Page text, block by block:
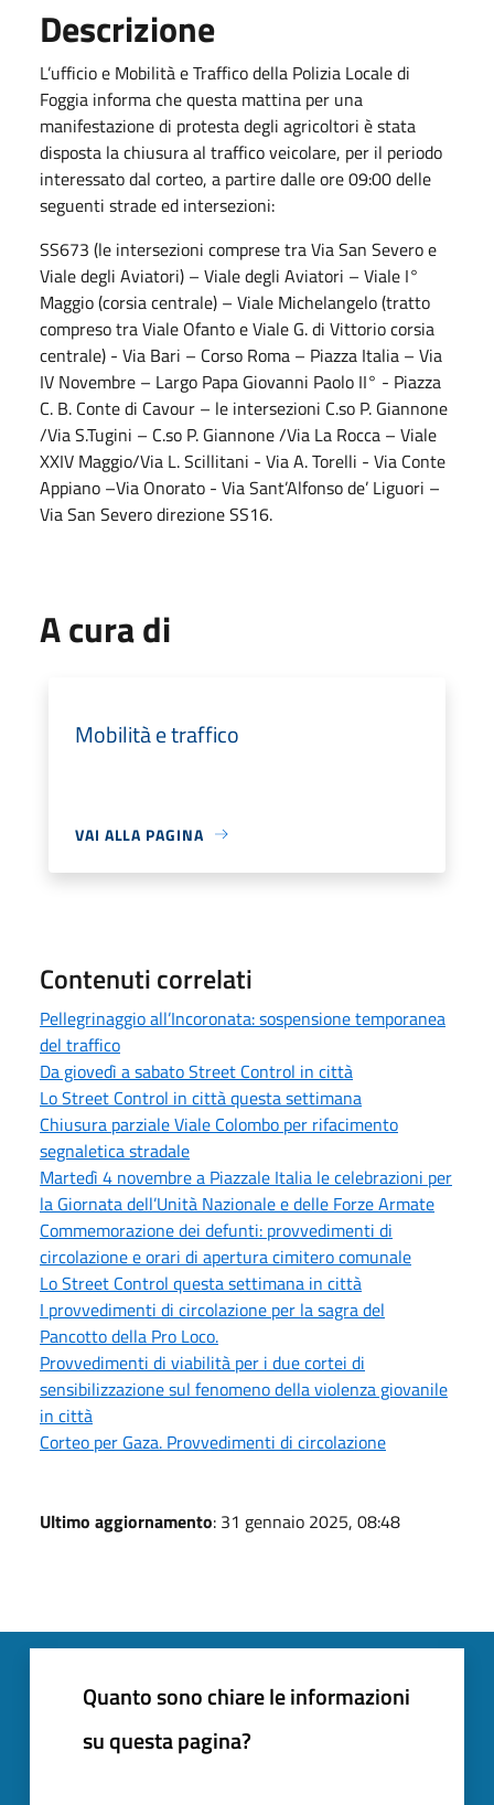
Descrizione
L’ufficio e Mobilità e Traffico della Polizia Locale di
Foggia informa che questa mattina per una
manifestazione di protesta degli agricoltori è stata
disposta la chiusura al traffico veicolare, per il periodo
interessato dal corteo, a partire dalle ore 09:00 delle
seguenti strade ed intersezioni:
SS673 (le intersezioni comprese tra Via San Severo e
Viale degli Aviatori) – Viale degli Aviatori – Viale I°
Maggio (corsia centrale) – Viale Michelangelo (tratto
compreso tra Viale Ofanto e Viale G. di Vittorio corsia
centrale) - Via Bari – Corso Roma – Piazza Italia – Via
IV Novembre – Largo Papa Giovanni Paolo II° - Piazza
C. B. Conte di Cavour – le intersezioni C.so P. Giannone
/Via S.Tugini – C.so P. Giannone /Via La Rocca – Viale
XXIV Maggio/Via L. Scillitani - Via A. Torelli - Via Conte
Appiano –Via Onorato - Via Sant’Alfonso de’ Liguori –
Via San Severo direzione SS16.
A cura di
Mobilità e traffico
VAI ALLA PAGINA
Contenuti correlati
Pellegrinaggio all’Incoronata: sospensione temporanea
del traffico
Da giovedì a sabato Street Control in città
Lo Street Control in città questa settimana
Chiusura parziale Viale Colombo per rifacimento
segnaletica stradale
Martedì 4 novembre a Piazzale Italia le celebrazioni per
la Giornata dell’Unità Nazionale e delle Forze Armate
Commemorazione dei defunti: provvedimenti di
circolazione e orari di apertura cimitero comunale
Lo Street Control questa settimana in città
I provvedimenti di circolazione per la sagra del
Pancotto della Pro Loco.
Provvedimenti di viabilità per i due cortei di
sensibilizzazione sul fenomeno della violenza giovanile
in città
Corteo per Gaza. Provvedimenti di circolazione
Ultimo aggiornamento: 31 gennaio 2025, 08:48
Quanto sono chiare le informazioni
su questa pagina?